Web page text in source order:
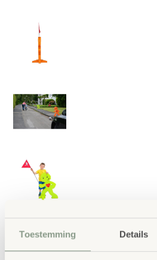
Toestemming Details
Houten Tast Pad